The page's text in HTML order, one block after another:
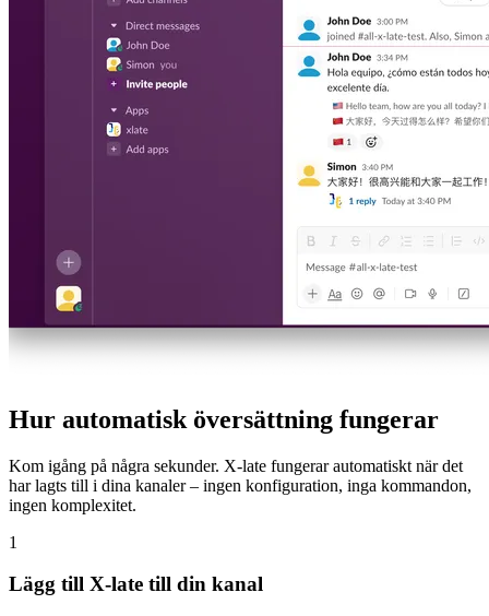
Hur automatisk översättning fungerar
Kom igång på några sekunder. X-late fungerar automatiskt när det
har lagts till i dina kanaler – ingen konfiguration, inga kommandon,
ingen komplexitet.
1
Lägg till X-late till din kanal